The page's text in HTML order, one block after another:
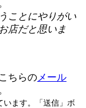
ことにやりがい
店だと思いま
ちらの メール
います。「送信」ボ